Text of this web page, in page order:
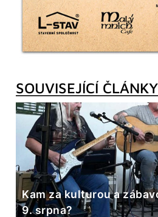
SOUVISEJÍCÍ ČLÁNKY
Kam za kulturou a
9. srpna?